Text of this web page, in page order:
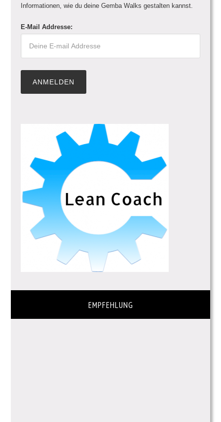
Informationen, wie du deine Gemba Walks gestalten kannst.
E-Mail Addresse:
EMPFEHLUNG